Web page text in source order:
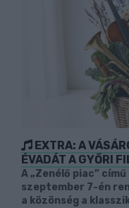
EXTRA: A
ÉVADÁT A GYŐRI
A „Zenélő piac”
szeptember 7-én
a közönség a